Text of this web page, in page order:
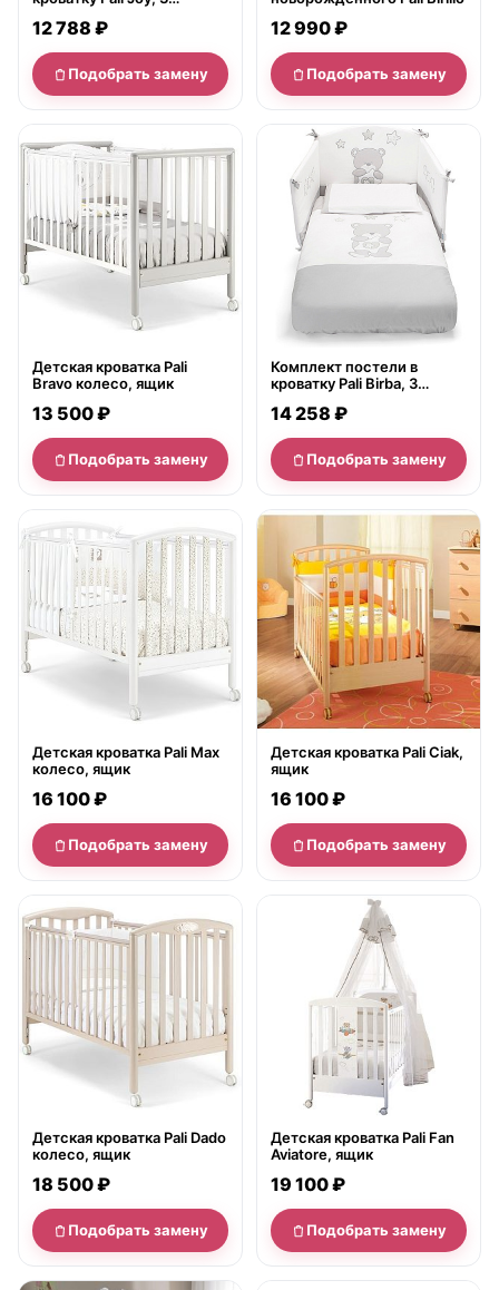
12 788 ₽
Подобрать замену
12 990 ₽
Подобрать замену
нет в продаже
Детская кроватка Pali
Bravo колесо, ящик
13 500 ₽
Подобрать замену
нет в продаже
Комплект постели в
кроватку Pali Birba, 3
14 258 ₽
Подобрать замену
нет в продаже
Детская кроватка Pali Max
колесо, ящик
16 100 ₽
Подобрать замену
Детская кроватка Pali Ciak,
ящик
16 100 ₽
Подобрать замену
нет в продаже
Детская кроватка Pali Dado
колесо, ящик
18 500 ₽
Подобрать замену
Детская кроватка Pali Fan
Aviatore, ящик
19 100 ₽
Подобрать замену